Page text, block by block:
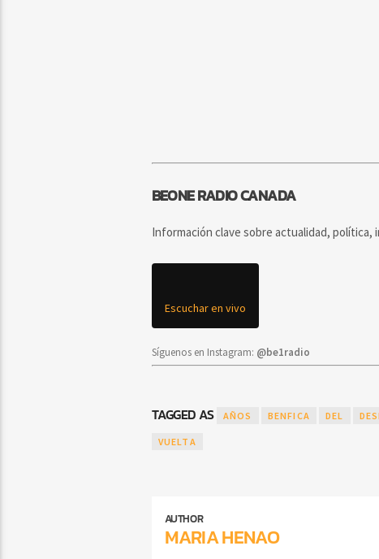
BEONE RADIO CANADA
Información clave sobre actualidad, política,
Escuchar en vivo
Síguenos en Instagram: @be1radio
TAGGED AS AÑOS BENFICA DEL
VUELTA
AUTHOR
MARIA HENAO